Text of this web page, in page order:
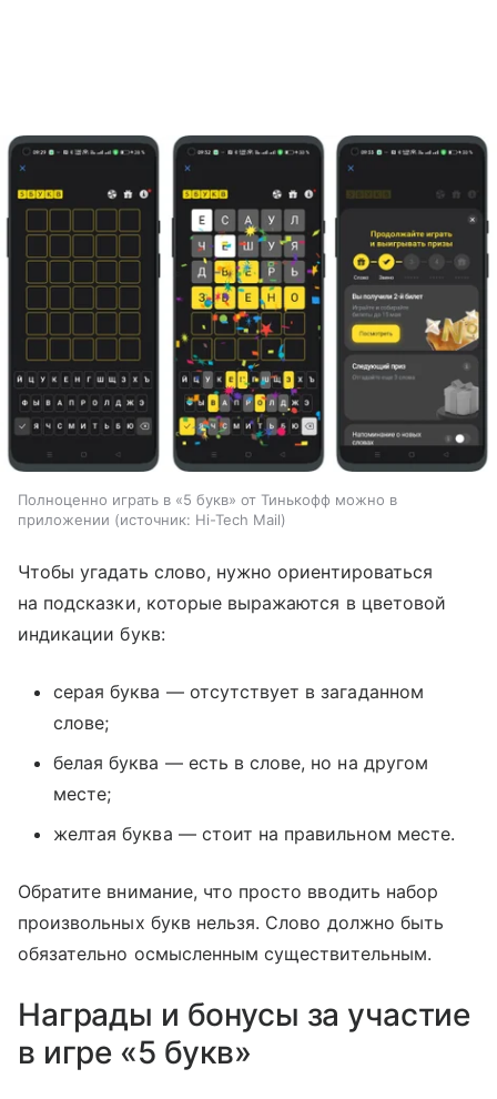
Полноценно играть в «5 букв» от Тинькофф можно в
приложении
источник: Hi-Tech Mail
Чтобы угадать слово, нужно ориентироваться
на подсказки, которые выражаются в цветовой
индикации букв:
серая буква — отсутствует в загаданном
слове;
белая буква — есть в слове, но на другом
месте;
желтая буква — стоит на правильном месте.
Обратите внимание, что просто вводить набор
произвольных букв нельзя. Слово должно быть
обязательно осмысленным существительным.
Награды и бонусы за участие
в игре «5 букв»